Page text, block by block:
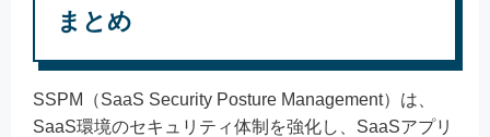
まとめ
SSPM（SaaS Security Posture Management）は、
SaaS環境のセキュリティ体制を強化し、SaaSアプリ